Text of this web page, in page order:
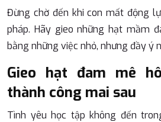
Đừng chờ đến khi con mất động
pháp. Hãy gieo những hạt mầm
bằng những việc nhỏ, nhưng đầy ý
Gieo hạt đam mê
thành công mai sau
Tình yêu học tập không đến